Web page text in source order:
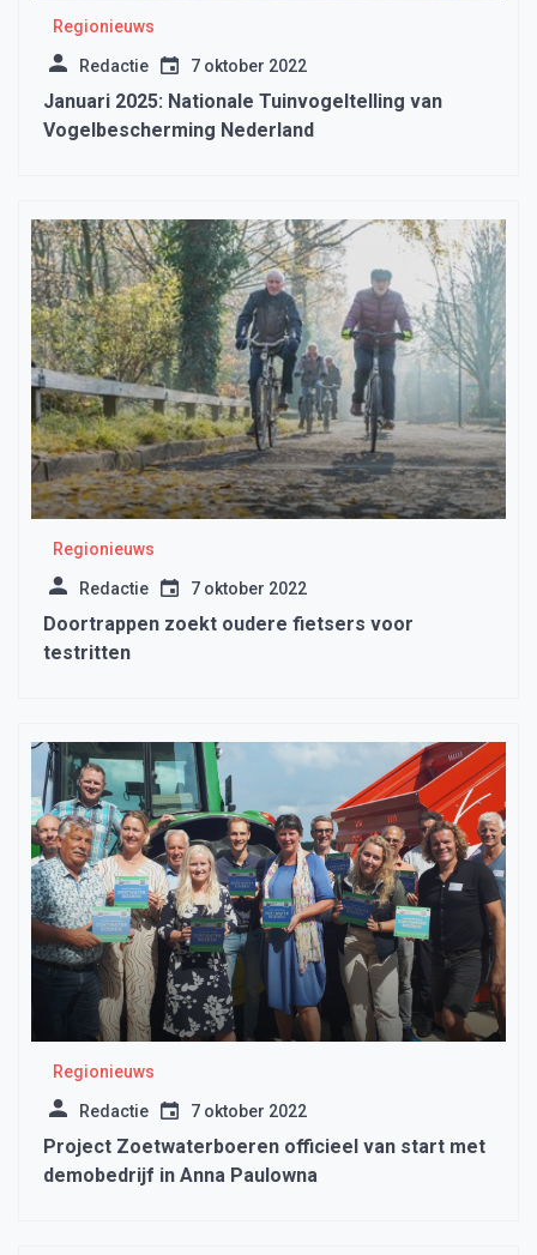
Regionieuws
Redactie 7 oktober 2022
Januari 2025: Nationale Tuinvogeltelling van
Vogelbescherming Nederland
Regionieuws
Redactie 7 oktober 2022
Doortrappen zoekt oudere fietsers voor
testritten
Regionieuws
Redactie 7 oktober 2022
Project Zoetwaterboeren officieel van start met
demobedrijf in Anna Paulowna